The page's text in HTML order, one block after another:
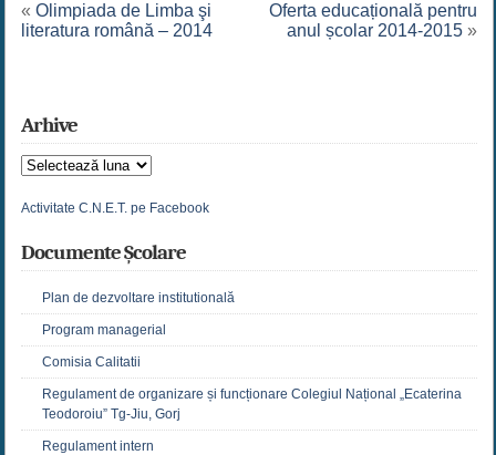
« Olimpiada de Limba şi
literatura română – 2014
Oferta educațională pentru
anul școlar 2014-2015 »
Arhive
Arhive
Activitate C.N.E.T. pe Facebook
Documente Școlare
Plan de dezvoltare institutională
Program managerial
Comisia Calitatii
Regulament de organizare și funcționare Colegiul Național „Ecaterina
Teodoroiu” Tg-Jiu, Gorj
Regulament intern